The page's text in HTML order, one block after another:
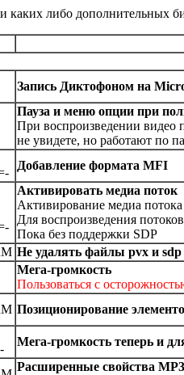
каких либо дополнительных
Запись Диктофоном на
Пауза и меню опции при
При воспроизведении видео
не увидете, но работают по
Добавление формата MFI
Активировать медиа поток
Активирование медиа
Для воспроизведения
Пока без поддержки SDP
Не удалять файлы pvx и sdp
Мега-громкость
Пользоваться с
Позиционирование
Мега-громкость теперь и
Расширенные свойства